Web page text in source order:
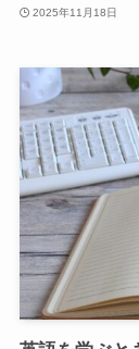
2025年11月18日